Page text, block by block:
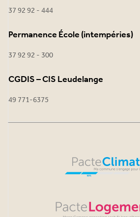
37 92 92 - 444
Permanence École (intempéries)
37 92 92 - 300
CGDIS – CIS Leudelange
49 771-6375